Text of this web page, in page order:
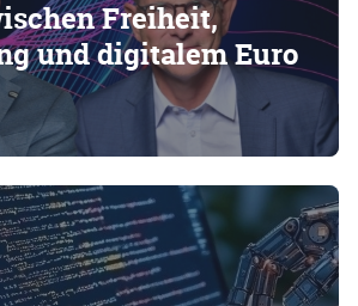
Freiheit,
und digitalem Euro